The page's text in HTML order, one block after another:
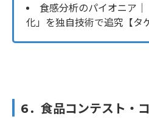
食感分析のパイオニア
化」を独自技術で追究【タ
6．食品コンテスト・